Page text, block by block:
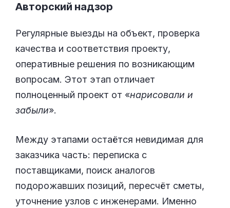
Авторский надзор
Регулярные выезды на объект, проверка
качества и соответствия проекту,
оперативные решения по возникающим
вопросам. Этот этап отличает
полноценный проект от «нарисовали и
забыли».
Между этапами остаётся невидимая для
заказчика часть: переписка с
поставщиками, поиск аналогов
подорожавших позиций, пересчёт сметы,
уточнение узлов с инженерами. Именно